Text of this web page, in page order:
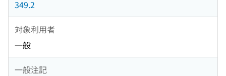
349.2
対象利用者
一般
一般注記